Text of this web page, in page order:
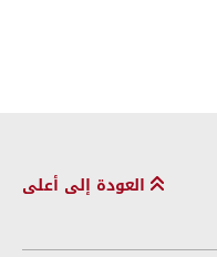
العودة إلى أعلى